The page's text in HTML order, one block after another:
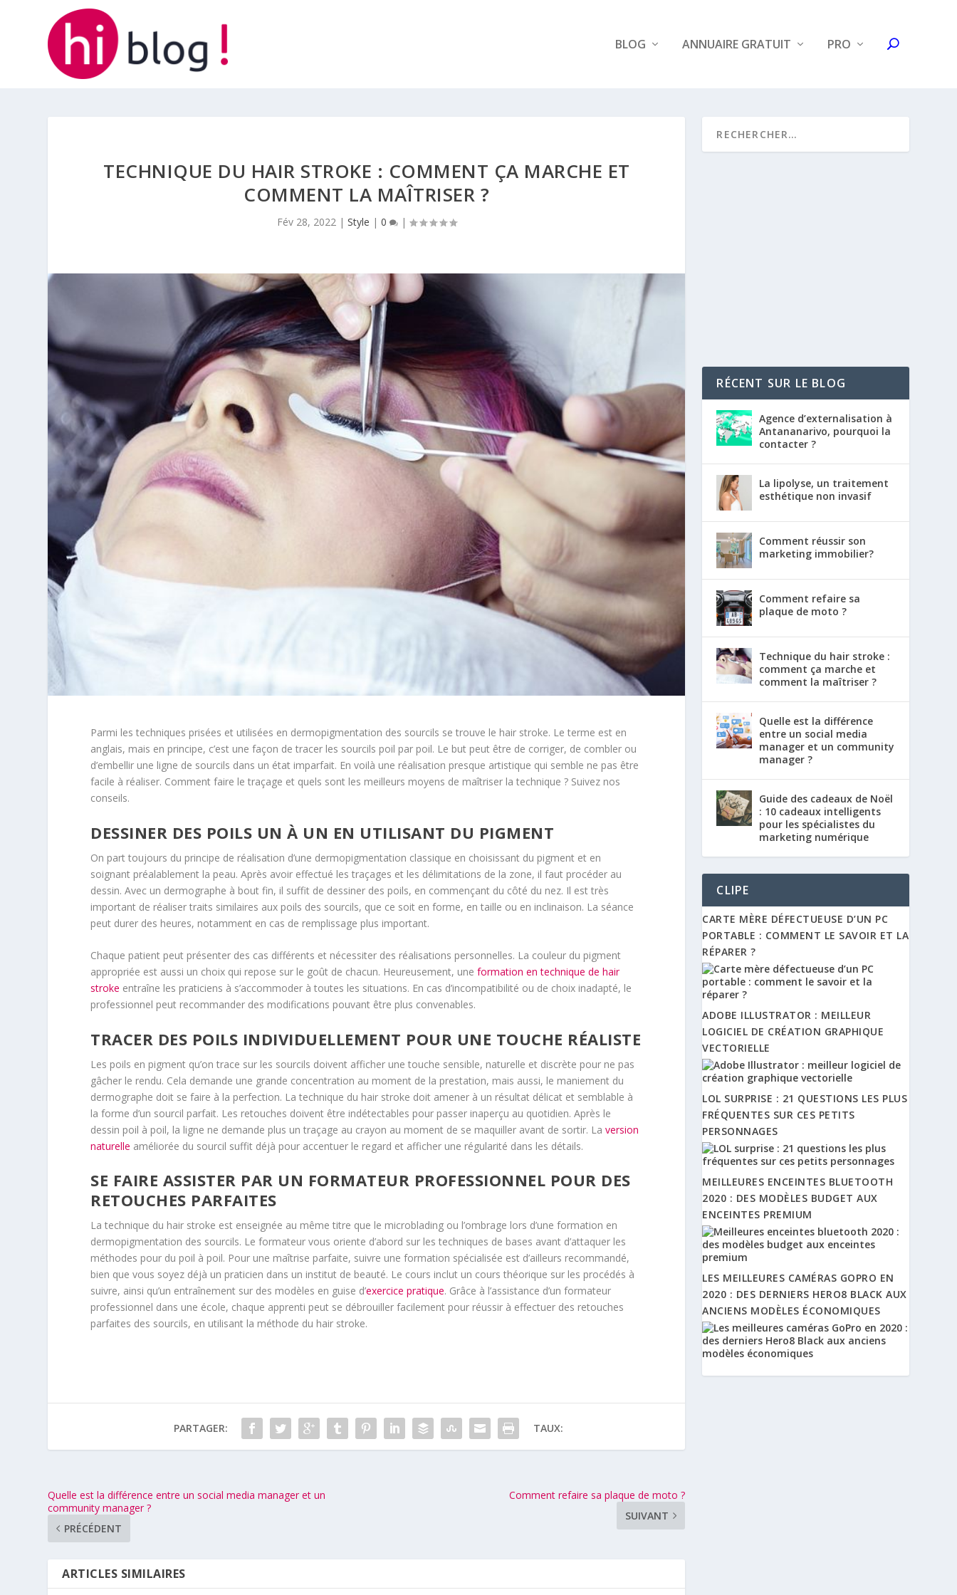
BLOG ANNUAIRE GRATUIT PRO
TECHNIQUE DU HAIR STROKE : COMMENT ÇA MARCHE ET
COMMENT LA MAÎTRISER ?
Fév 28, 2022| Style | 0 |
Parmi les techniques prisées et utilisées en dermopigmentation des sourcils se trouve le hair stroke. Le terme est en
anglais, mais en principe, c’est une façon de tracer les sourcils poil par poil. Le but peut être de corriger, de combler ou
d’embellir une ligne de sourcils dans un état imparfait. En voilà une réalisation presque artistique qui semble ne pas être
facile à réaliser. Comment faire le traçage et quels sont les meilleurs moyens de maîtriser la technique ? Suivez nos
conseils.
DESSINER DES POILS UN À UN EN UTILISANT DU PIGMENT
On part toujours du principe de réalisation d’une dermopigmentation classique en choisissant du pigment et en
soignant préalablement la peau. Après avoir effectué les traçages et les délimitations de la zone, il faut procéder au
dessin. Avec un dermographe à bout fin, il suffit de dessiner des poils, en commençant du côté du nez. Il est très
important de réaliser traits similaires aux poils des sourcils, que ce soit en forme, en taille ou en inclinaison. La séance
peut durer des heures, notamment en cas de remplissage plus important.
Chaque patient peut présenter des cas différents et nécessiter des réalisations personnelles. La couleur du pigment
appropriée est aussi un choix qui repose sur le goût de chacun. Heureusement, uneformation en technique de hair
stroke entraîne les praticiens à s’accommoder à toutes les situations. En cas d’incompatibilité ou de choix inadapté, le
professionnel peut recommander des modifications pouvant être plus convenables.
TRACER DES POILS INDIVIDUELLEMENT POUR UNE TOUCHE RÉALISTE
Les poils en pigment qu’on trace sur les sourcils doivent afficher une touche sensible, naturelle et discrète pour ne pas
gâcher le rendu. Cela demande une grande concentration au moment de la prestation, mais aussi, le maniement du
dermographe doit se faire à la perfection. La technique du hair stroke doit amener à un résultat délicat et semblable à
la forme d’un sourcil parfait. Les retouches doivent être indétectables pour passer inaperçu au quotidien. Après le
dessin poil à poil, la ligne ne demande plus un traçage au crayon au moment de se maquiller avant de sortir. Laversion
naturelle améliorée du sourcil suffit déjà pour accentuer le regard et afficher une régularité dans les détails.
SE FAIRE ASSISTER PAR UN FORMATEUR PROFESSIONNEL POUR DES
RETOUCHES PARFAITES
La technique du hair stroke est enseignée au même titre que le microblading ou l’ombrage lors d’une formation en
dermopigmentation des sourcils. Le formateur vous oriente d’abord sur les techniques de bases avant d’attaquer les
méthodes pour du poil à poil. Pour une maîtrise parfaite, suivre une formation spécialisée est d’ailleurs recommandé,
bien que vous soyez déjà un praticien dans un institut de beauté. Le cours inclut un cours théorique sur les procédés à
suivre, ainsi qu’un entraînement sur des modèles en guise d’exercice pratique. Grâce à l’assistance d’un formateur
professionnel dans une école, chaque apprenti peut se débrouiller facilement pour réussir à effectuer des retouches
parfaites des sourcils, en utilisant la méthode du hair stroke.
PARTAGER: TAUX:
Quelle est la différence entre un social media manager et un
community manager ?
PRÉCÉDENT
Comment refaire sa plaque de moto ?
SUIVANT
ARTICLES SIMILAIRES
RÉCENT SUR LE BLOG
Agence d’externalisation à
Antananarivo, pourquoi la
contacter ?
La lipolyse, un traitement
esthétique non invasif
Comment réussir son
marketing immobilier?
Comment refaire sa
plaque de moto ?
Technique du hair stroke :
comment ça marche et
comment la maîtriser ?
Quelle est la différence
entre un social media
manager et un community
manager ?
Guide des cadeaux de Noël
: 10 cadeaux intelligents
pour les spécialistes du
marketing numérique
CLIPE
CARTE MÈRE DÉFECTUEUSE D’UN PC
PORTABLE : COMMENT LE SAVOIR ET LA
RÉPARER ?
ADOBE ILLUSTRATOR : MEILLEUR
LOGICIEL DE CRÉATION GRAPHIQUE
VECTORIELLE
LOL SURPRISE : 21 QUESTIONS LES PLUS
FRÉQUENTES SUR CES PETITS
PERSONNAGES
MEILLEURES ENCEINTES BLUETOOTH
2020 : DES MODÈLES BUDGET AUX
ENCEINTES PREMIUM
LES MEILLEURES CAMÉRAS GOPRO EN
2020 : DES DERNIERS HERO8 BLACK AUX
ANCIENS MODÈLES ÉCONOMIQUES